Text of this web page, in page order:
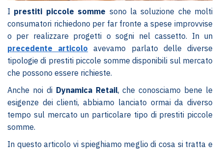
I prestiti piccole somme sono la soluzione che molti
consumatori richiedono per far fronte a spese improvvise
o per realizzare progetti o sogni nel cassetto. In un
precedente articolo avevamo parlato delle diverse
tipologie di prestiti piccole somme disponibili sul mercato
che possono essere richieste.
Anche noi di Dynamica Retail, che conosciamo bene le
esigenze dei clienti, abbiamo lanciato ormai da diverso
tempo sul mercato un particolare tipo di prestiti piccole
somme.
In questo articolo vi spieghiamo meglio di cosa si tratta e